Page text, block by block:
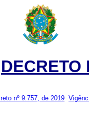
DECRETO
nº 9.757, de 2019